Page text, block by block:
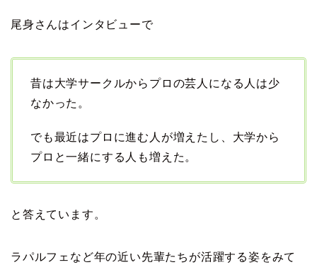
尾身さんはインタビューで
昔は大学サークルからプロの芸人になる人は少
なかった。
でも最近はプロに進む人が増えたし、大学から
プロと一緒にする人も増えた。
と答えています。
ラパルフェなど年の近い先輩たちが活躍する姿をみて